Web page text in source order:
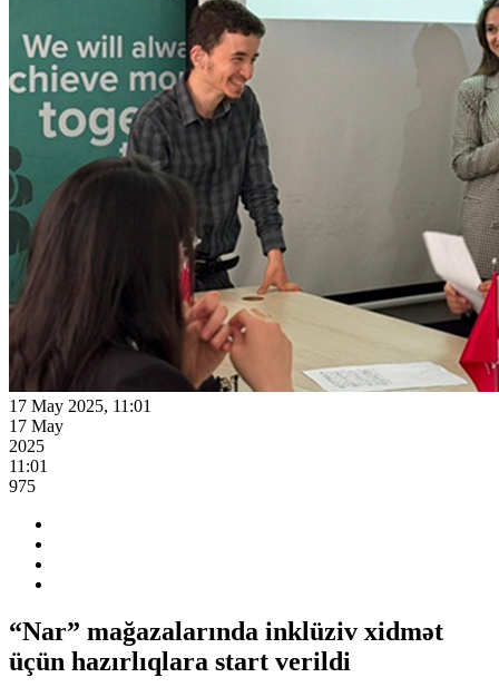
17 May 2025, 11:01
17 May
2025
11:01
975
“Nar” mağazalarında inklüziv xidmət
üçün hazırlıqlara start verildi